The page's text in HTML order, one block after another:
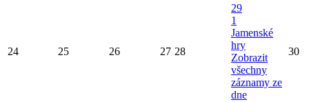
24 25 26 27 28
29
1
Jamenské
hry
Zobrazit
všechny
záznamy ze
dne
30